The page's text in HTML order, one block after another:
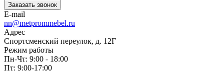
Заказать звонок
E-mail
nn@metprommebel.ru
Адрес
Спортсменский переулок, д. 12Г
Режим работы
Пн-Чт: 9:00 - 18:00
Пт: 9:00-17:00